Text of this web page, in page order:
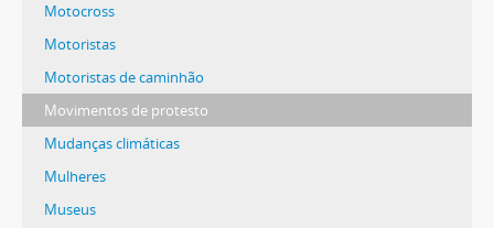
Motocross
Motoristas
Motoristas de caminhão
Movimentos de protesto
Mudanças climáticas
Mulheres
Museus